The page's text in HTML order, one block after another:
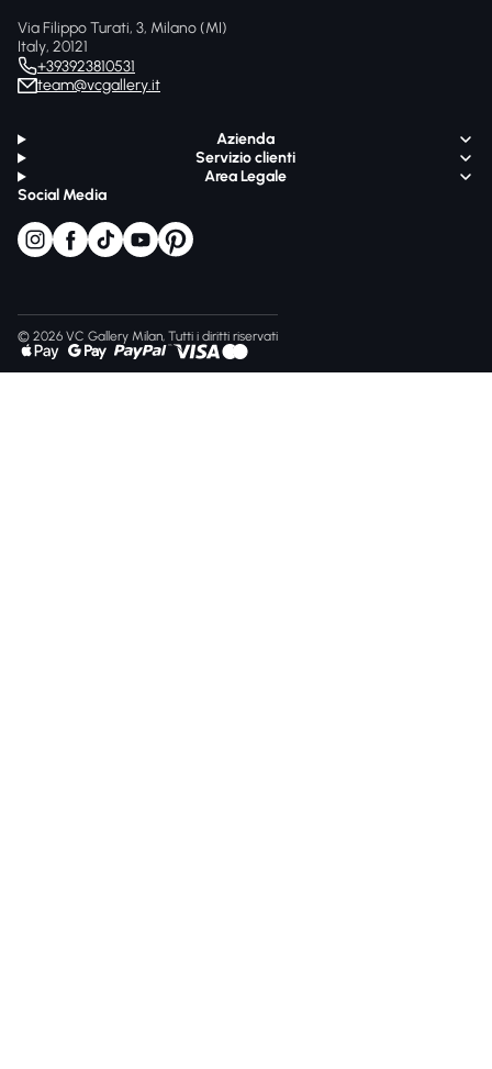
Via Filippo Turati, 3, Milano (MI)
Italy, 20121
+393923810531
team@vcgallery.it
Azienda
Servizio clienti
Area Legale
Social Media
© 2026 VC Gallery Milan, Tutti i diritti riservati